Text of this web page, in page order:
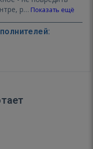
р… Показать ещё